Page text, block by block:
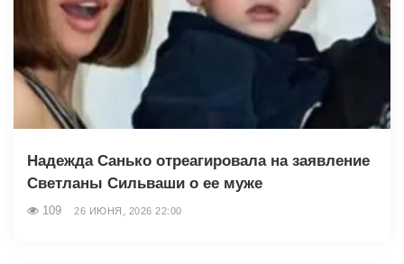
Надежда Санько отреагировала на заявление
Светланы Сильваши о ее муже
109 26 ИЮНЯ, 2026 22:00